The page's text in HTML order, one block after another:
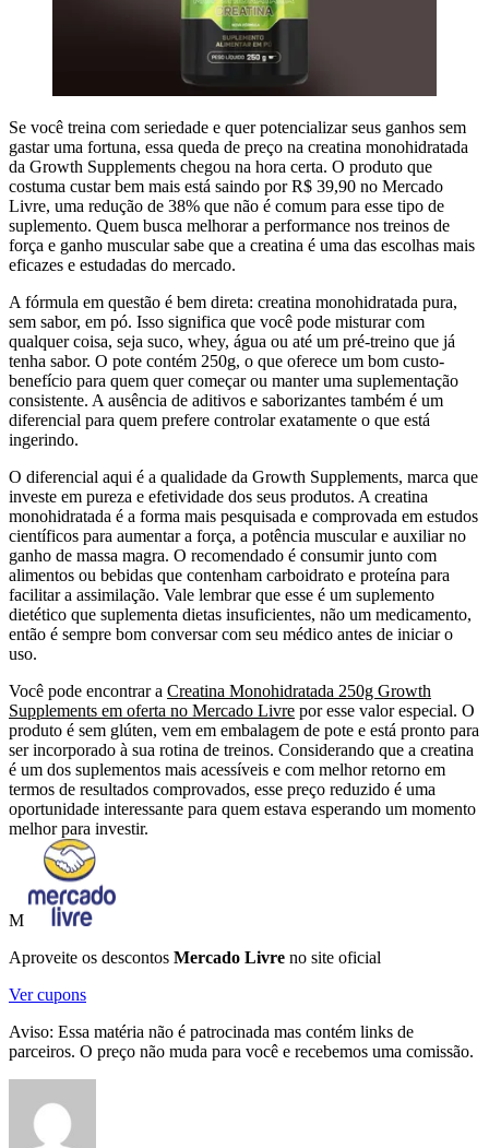
Se você treina com seriedade e quer potencializar seus ganhos sem
gastar uma fortuna, essa queda de preço na creatina monohidratada
da Growth Supplements chegou na hora certa. O produto que
costuma custar bem mais está saindo por R$ 39,90 no Mercado
Livre, uma redução de 38% que não é comum para esse tipo de
suplemento. Quem busca melhorar a performance nos treinos de
força e ganho muscular sabe que a creatina é uma das escolhas mais
eficazes e estudadas do mercado.
A fórmula em questão é bem direta: creatina monohidratada pura,
sem sabor, em pó. Isso significa que você pode misturar com
qualquer coisa, seja suco, whey, água ou até um pré-treino que já
tenha sabor. O pote contém 250g, o que oferece um bom custo-
benefício para quem quer começar ou manter uma suplementação
consistente. A ausência de aditivos e saborizantes também é um
diferencial para quem prefere controlar exatamente o que está
ingerindo.
O diferencial aqui é a qualidade da Growth Supplements, marca que
investe em pureza e efetividade dos seus produtos. A creatina
monohidratada é a forma mais pesquisada e comprovada em estudos
científicos para aumentar a força, a potência muscular e auxiliar no
ganho de massa magra. O recomendado é consumir junto com
alimentos ou bebidas que contenham carboidrato e proteína para
facilitar a assimilação. Vale lembrar que esse é um suplemento
dietético que suplementa dietas insuficientes, não um medicamento,
então é sempre bom conversar com seu médico antes de iniciar o
uso.
Você pode encontrar a Creatina Monohidratada 250g Growth
Supplements em oferta no Mercado Livre por esse valor especial. O
produto é sem glúten, vem em embalagem de pote e está pronto para
ser incorporado à sua rotina de treinos. Considerando que a creatina
é um dos suplementos mais acessíveis e com melhor retorno em
termos de resultados comprovados, esse preço reduzido é uma
oportunidade interessante para quem estava esperando um momento
melhor para investir.
M
Aproveite os descontos Mercado Livre no site oficial
Ver cupons
Aviso: Essa matéria não é patrocinada mas contém links de
parceiros. O preço não muda para você e recebemos uma comissão.